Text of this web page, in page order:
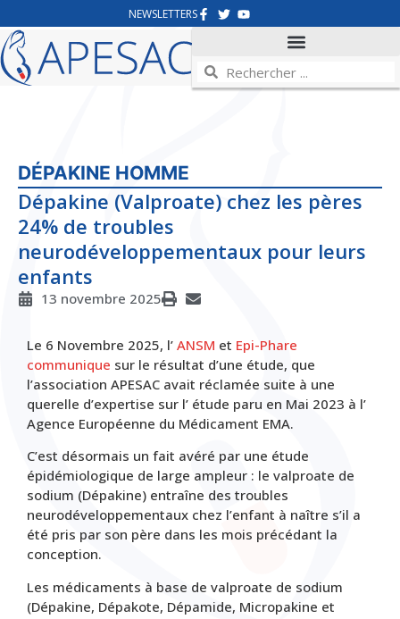
NEWSLETTERS
DÉPAKINE HOMME
Dépakine (Valproate) chez les pères
24% de troubles
neurodéveloppementaux pour leurs
enfants
13 novembre 2025
Le 6 Novembre 2025, l’ ANSM et Epi-Phare
communique sur le résultat d’une étude, que
l’association APESAC avait réclamée suite à une
querelle d’expertise sur l’ étude paru en Mai 2023 à l’
Agence Européenne du Médicament EMA.
C’est désormais un fait avéré par une étude
épidémiologique de large ampleur : le valproate de
sodium (Dépakine) entraîne des troubles
neurodéveloppementaux chez l’enfant à naître s’il a
été pris par son père dans les mois précédant la
conception.
Les médicaments à base de valproate de sodium
(Dépakine, Dépakote, Dépamide, Micropakine et